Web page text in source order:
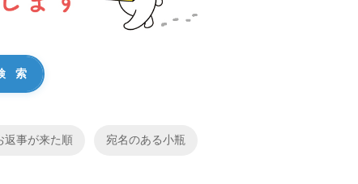
返事が来た順 宛名のある小瓶